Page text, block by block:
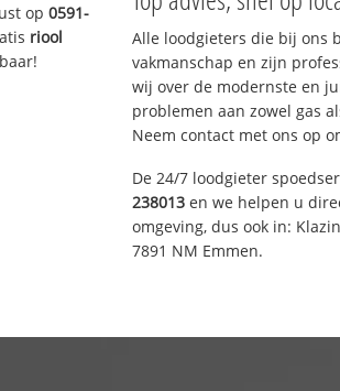
op0591-
riool
Alle loodgieters die bij ons
vakmanschap en zijn
wij over de modernste en
problemen aan zowel gas
Neem contact met ons op
De 24/7 loodgieter
238013 en we helpen u
omgeving, dus ook in:
7891 NM Emmen.